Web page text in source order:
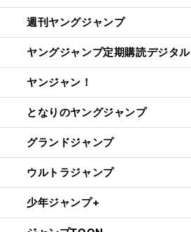
週刊ヤングジャンプ
ヤングジャンプ定期購読デジタル
ヤンジャン！
となりのヤングジャンプ
グランドジャンプ
ウルトラジャンプ
少年ジャンプ+